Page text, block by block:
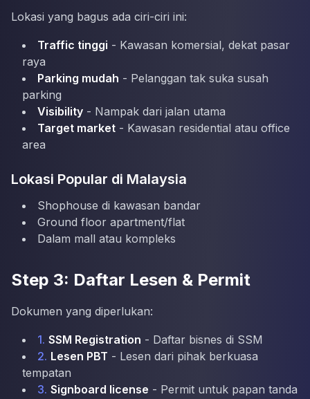
Lokasi yang bagus ada ciri-ciri ini:
Traffic tinggi - Kawasan komersial, dekat pasar
raya
Parking mudah - Pelanggan tak suka susah
parking
Visibility - Nampak dari jalan utama
Target market - Kawasan residential atau office
area
Lokasi Popular di Malaysia
Shophouse di kawasan bandar
Ground floor apartment/flat
Dalam mall atau kompleks
Step 3: Daftar Lesen & Permit
Dokumen yang diperlukan:
1. SSM Registration - Daftar bisnes di SSM
2. Lesen PBT - Lesen dari pihak berkuasa
tempatan
3. Signboard license - Permit untuk papan tanda